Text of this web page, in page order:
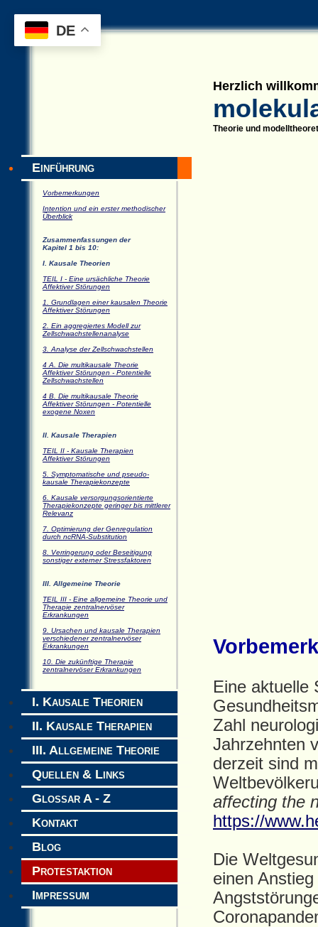
DE
Herzlich
Theorie und
Einführung
Vorbemerkungen
Intention und ein erster methodischer
Überblick
Zusammenfassungen der
Kapitel 1 bis 10:
I. Kausale Theorien
TEIL I - Eine ursächliche Theorie
Affektiver Störungen
1. Grundlagen einer kausalen Theorie
Affektiver Störungen
2. Ein aggregiertes Modell zur
Zellschwachstellenanalyse
3. Analyse der Zellschwachstellen
4 A. Die multikausale Theorie
Affektiver Störungen - Potentielle
Zellschwachstellen
4 B. Die multikausale Theorie
Affektiver Störungen - Potentielle
exogene Noxen
II. Kausale Therapien
TEIL II - Kausale Therapien
Affektiver Störungen
5. Symptomatische und pseudo-
kausale Therapiekonzepte
6. Kausale versorgungsorientierte
Therapiekonzepte geringer bis mittlerer
Relevanz
7. Optimierung der Genregulation
durch ncRNA-Substitution
8. Verringerung oder Beseitigung
sonstiger externer Stressfaktoren
III. Allgemeine Theorie
TEIL III - Eine allgemeine Theorie und
Therapie zentralnervöser
Erkrankungen
9. Ursachen und kausale Therapien
verschiedener zentralnervöser
Erkrankungen
10. Die zukünftige Therapie
zentralnervöser Erkrankungen
I. Kausale Theorien
II. Kausale Therapien
III. Allgemeine Theorie
Quellen & Links
Glossar A - Z
Kontakt
Blog
Protestaktion
Impressum
Eine aktuelle
Zahl
Jahrzehnten
derzeit sind
affecting the
https://
Die
einen